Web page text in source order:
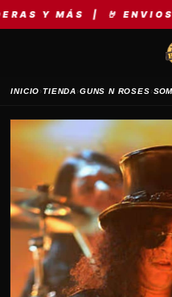
MÁS | 🤘 ENVIOS
INICIO›TIENDA›GUNS N ROSES›